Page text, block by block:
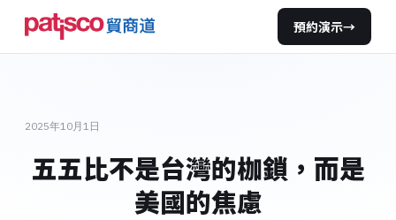
預約演示→
2025年10月1日
五五比不是台灣的枷鎖，而是
美國的焦慮